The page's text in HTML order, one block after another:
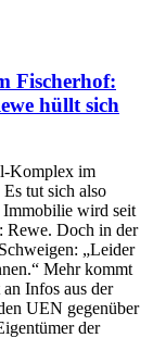
Fischerhof:
hüllt sich
Komplex im
tut sich also
Immobilie wird seit
Rewe. Doch in der
„Leider
Mehr kommt
Infos aus der
UEN gegenüber
der